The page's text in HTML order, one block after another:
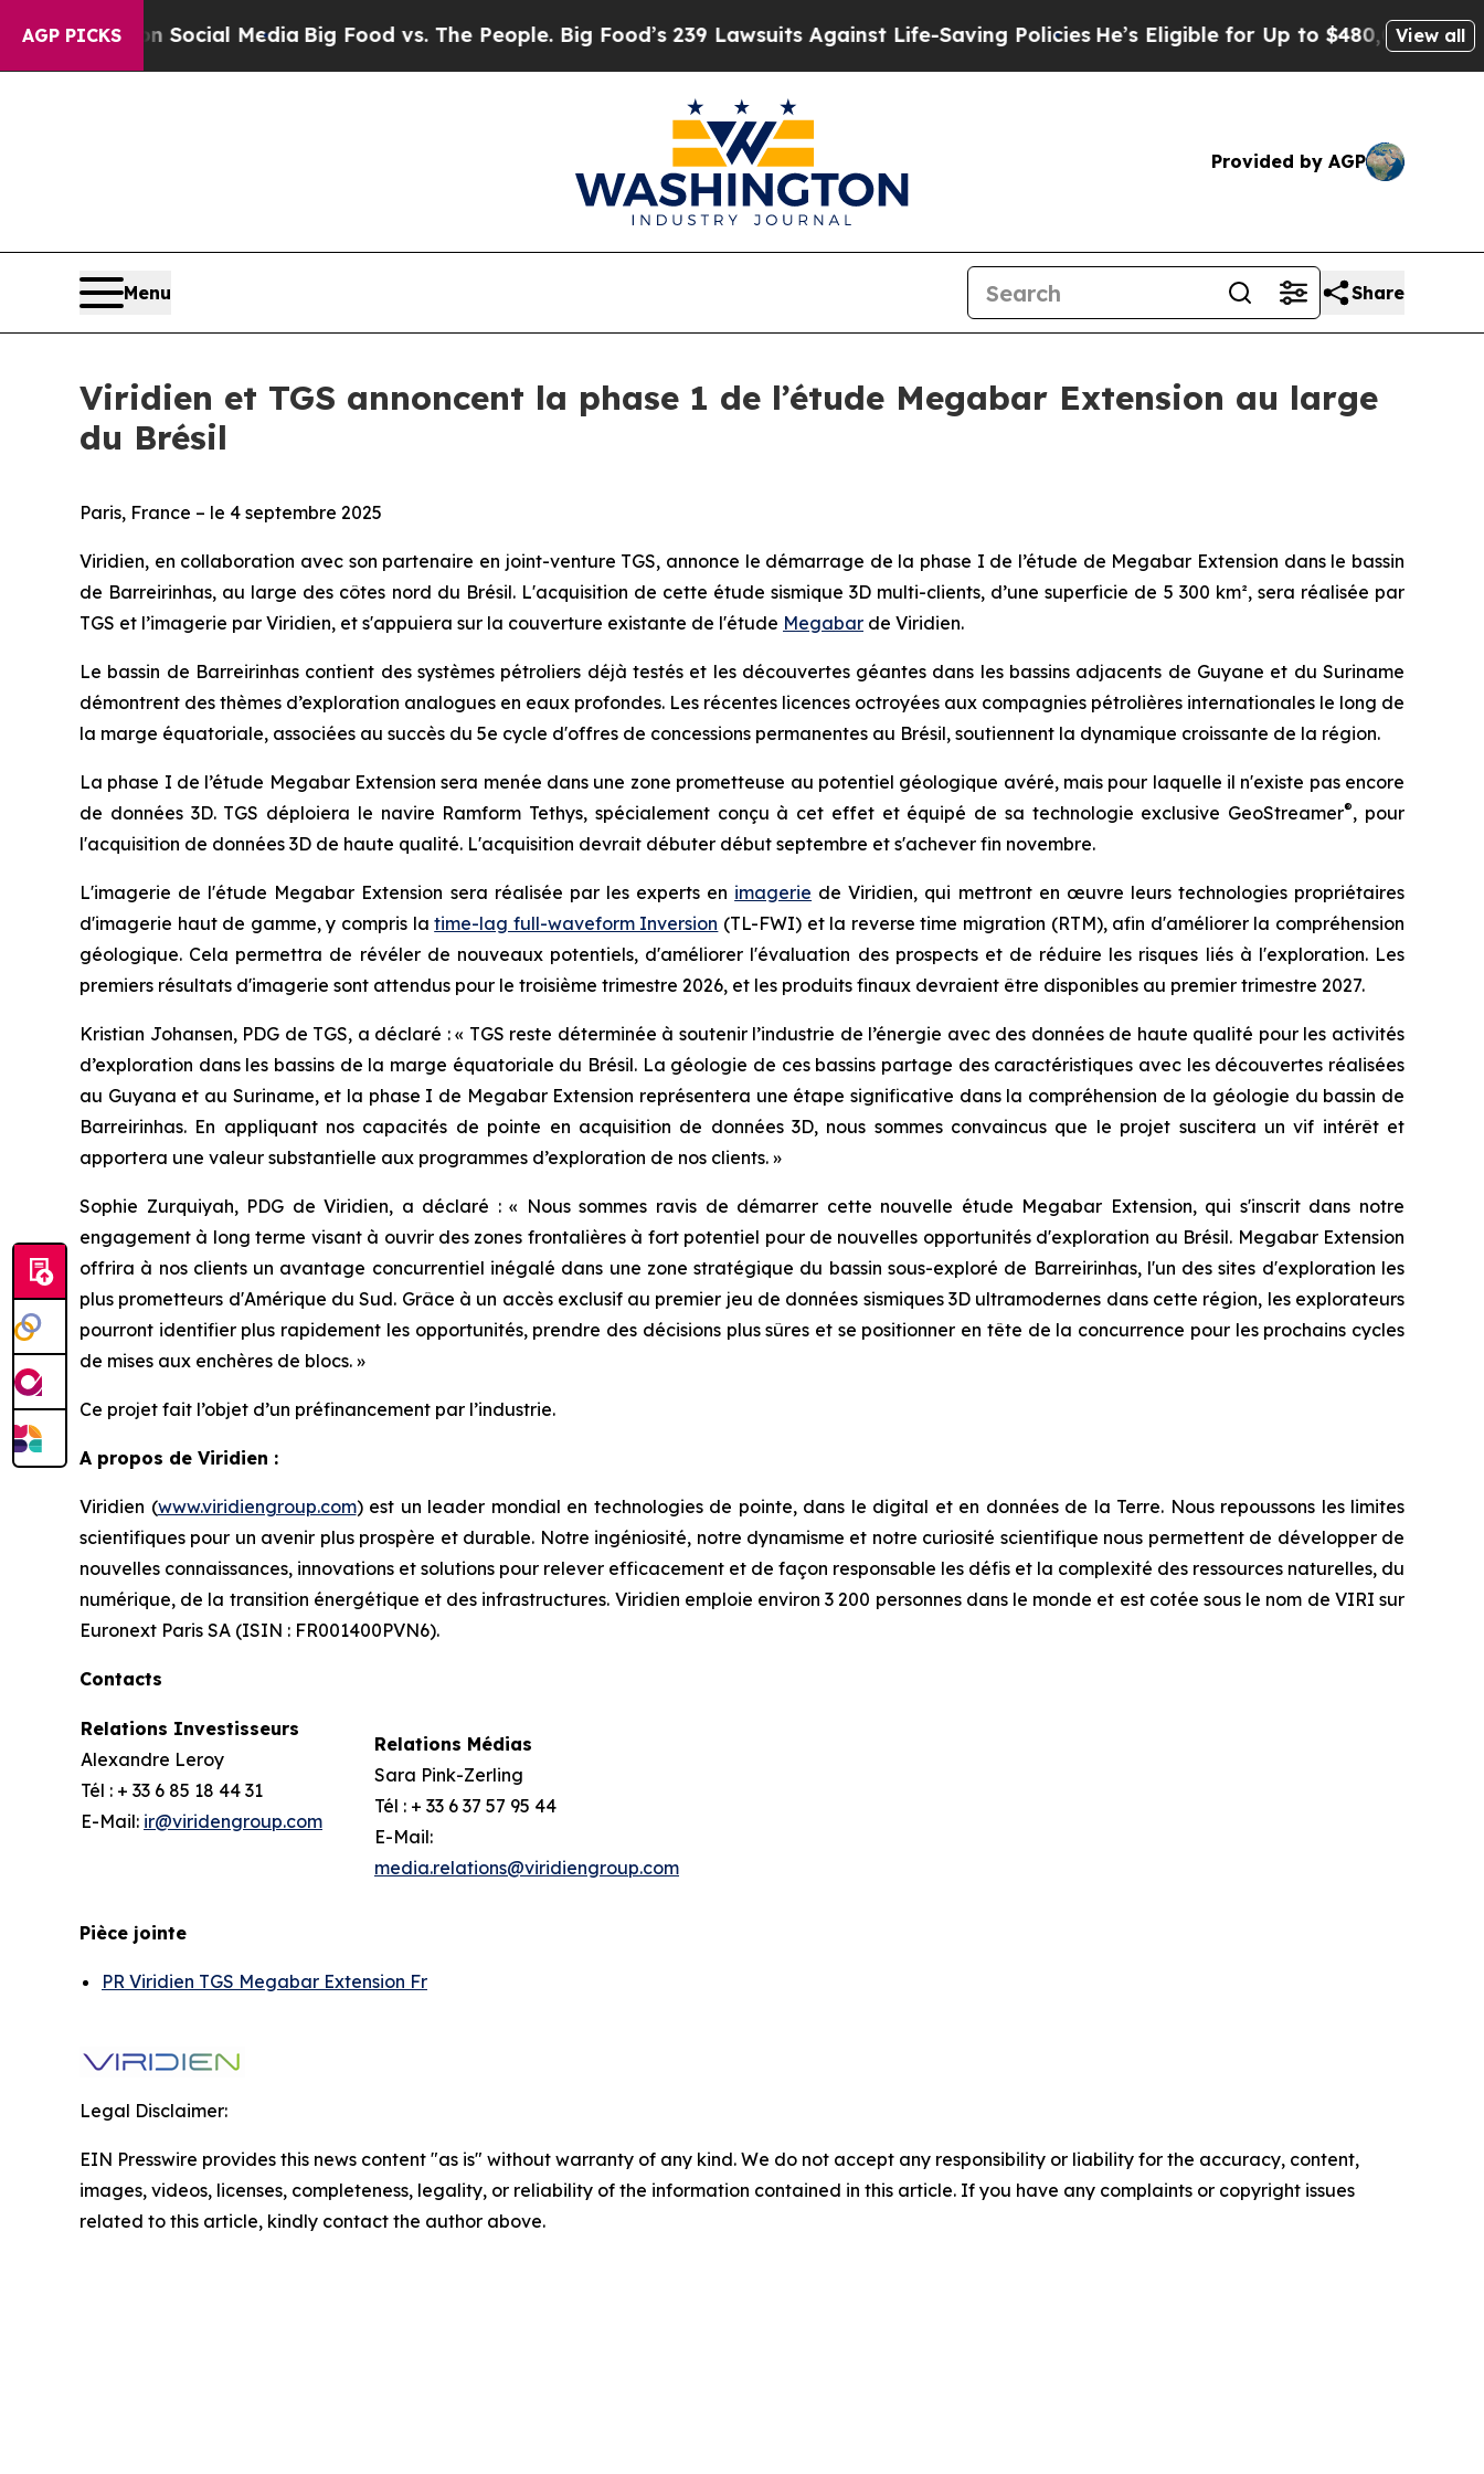
AGP PICKS
on Social MediaBig Food vs. The People. Big Food’s 239 Lawsuits Against Life-Saving Policies He’s Eligible for Up to $480,000 After Being
View all
Provided by AGP
Menu Share
Viridien et TGS annoncent la phase 1 de l’étude Megabar Extension au large
du Brésil
Paris, France – le 4 septembre 2025
Viridien, en collaboration avec son partenaire en joint-venture TGS, annonce le démarrage de la phase I de l’étude de Megabar Extension dans le bassin
de Barreirinhas, au large des côtes nord du Brésil. L'acquisition de cette étude sismique 3D multi-clients, d’une superficie de 5 300 km², sera réalisée par
TGS et l’imagerie par Viridien, et s'appuiera sur la couverture existante de l'étude Megabar de Viridien.
Le bassin de Barreirinhas contient des systèmes pétroliers déjà testés et les découvertes géantes dans les bassins adjacents de Guyane et du Suriname
démontrent des thèmes d’exploration analogues en eaux profondes. Les récentes licences octroyées aux compagnies pétrolières internationales le long de
la marge équatoriale, associées au succès du 5e cycle d'offres de concessions permanentes au Brésil, soutiennent la dynamique croissante de la région.
La phase I de l’étude Megabar Extension sera menée dans une zone prometteuse au potentiel géologique avéré, mais pour laquelle il n'existe pas encore
de données 3D. TGS déploiera le navire Ramform Tethys, spécialement conçu à cet effet et équipé de sa technologie exclusive GeoStreamer®, pour
l'acquisition de données 3D de haute qualité. L'acquisition devrait débuter début septembre et s'achever fin novembre.
L'imagerie de l'étude Megabar Extension sera réalisée par les experts en imagerie de Viridien, qui mettront en œuvre leurs technologies propriétaires
d'imagerie haut de gamme, y compris latime-lag full-waveform Inversion (TL-FWI) et la reverse time migration (RTM), afin d'améliorer la compréhension
géologique. Cela permettra de révéler de nouveaux potentiels, d'améliorer l'évaluation des prospects et de réduire les risques liés à l'exploration. Les
premiers résultats d'imagerie sont attendus pour le troisième trimestre 2026, et les produits finaux devraient être disponibles au premier trimestre 2027.
Kristian Johansen, PDG de TGS, a déclaré : « TGS reste déterminée à soutenir l’industrie de l’énergie avec des données de haute qualité pour les activités
d’exploration dans les bassins de la marge équatoriale du Brésil. La géologie de ces bassins partage des caractéristiques avec les découvertes réalisées
au Guyana et au Suriname, et la phase I de Megabar Extension représentera une étape significative dans la compréhension de la géologie du bassin de
Barreirinhas. En appliquant nos capacités de pointe en acquisition de données 3D, nous sommes convaincus que le projet suscitera un vif intérêt et
apportera une valeur substantielle aux programmes d’exploration de nos clients. »
Sophie Zurquiyah, PDG de Viridien, a déclaré : « Nous sommes ravis de démarrer cette nouvelle étude Megabar Extension, qui s'inscrit dans notre
engagement à long terme visant à ouvrir des zones frontalières à fort potentiel pour de nouvelles opportunités d'exploration au Brésil. Megabar Extension
offrira à nos clients un avantage concurrentiel inégalé dans une zone stratégique du bassin sous-exploré de Barreirinhas, l'un des sites d'exploration les
plus prometteurs d'Amérique du Sud. Grâce à un accès exclusif au premier jeu de données sismiques 3D ultramodernes dans cette région, les explorateurs
pourront identifier plus rapidement les opportunités, prendre des décisions plus sûres et se positionner en tête de la concurrence pour les prochains cycles
de mises aux enchères de blocs. »
Ce projet fait l’objet d’un préfinancement par l’industrie.
A propos de Viridien :
Viridien (www.viridiengroup.com) est un leader mondial en technologies de pointe, dans le digital et en données de la Terre. Nous repoussons les limites
scientifiques pour un avenir plus prospère et durable. Notre ingéniosité, notre dynamisme et notre curiosité scientifique nous permettent de développer de
nouvelles connaissances, innovations et solutions pour relever efficacement et de façon responsable les défis et la complexité des ressources naturelles, du
numérique, de la transition énergétique et des infrastructures. Viridien emploie environ 3 200 personnes dans le monde et est cotée sous le nom de VIRI sur
Euronext Paris SA (ISIN : FR001400PVN6).
Contacts
Relations Investisseurs
Alexandre Leroy
Tél : + 33 6 85 18 44 31
E-Mail: ir@viridengroup.com
Relations Médias
Sara Pink-Zerling
Tél : + 33 6 37 57 95 44
E-Mail:
media.relations@viridiengroup.com
Pièce jointe
PR Viridien TGS Megabar Extension Fr
Legal Disclaimer:
EIN Presswire provides this news content "as is" without warranty of any kind. We do not accept any responsibility or liability for the accuracy, content,
images, videos, licenses, completeness, legality, or reliability of the information contained in this article. If you have any complaints or copyright issues
related to this article, kindly contact the author above.